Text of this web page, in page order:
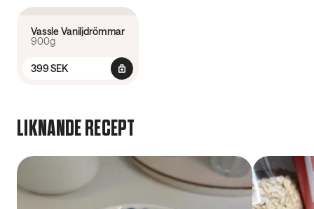
Vassle Vaniljdrömmar
900g
399 SEK
LIKNANDE RECEPT